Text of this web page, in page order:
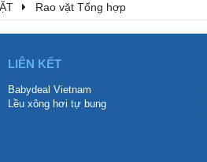
Rao vặt Tổng hợp
LIÊN KẾT
Babydeal Vietnam
Lều xông hơi tự bung